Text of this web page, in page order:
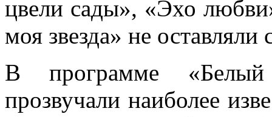
цвели сады», «Эхо
моя звезда» не
В программе «Белый
прозвучали наиболее